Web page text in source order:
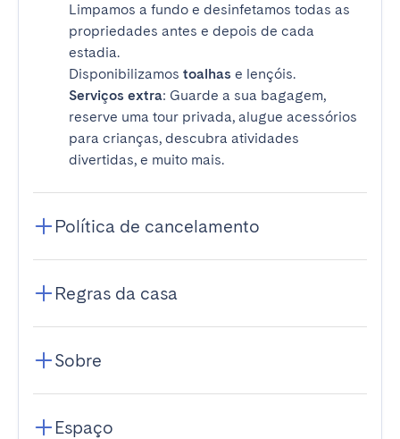
Limpamos a fundo e desinfetamos todas as
propriedades antes e depois de cada
estadia.
Disponibilizamos toalhas e lençóis.
Serviços extra: Guarde a sua bagagem,
reserve uma tour privada, alugue acessórios
para crianças, descubra atividades
divertidas, e muito mais.
Política de cancelamento
Regras da casa
Sobre
Espaço